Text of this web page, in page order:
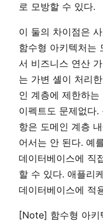
로 모방할 수 있다.
이 둘의 차이점은
함수형 아키텍처는
서 비즈니스 연산
는 가변 셸이 처리
인 계층에 제한하
이펙트도 문제없다
항은 도메인 계층
어서는 안 된다. 예
데이터베이스에 직
할 수 있다. 애플리
데이터베이스에 적
[Note] 함수형 아키